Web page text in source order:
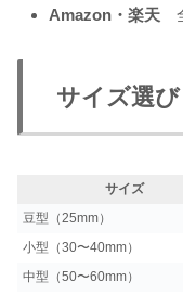
Amazon・楽天
サイズ選び
サイズ
豆型（25mm）
小型（30〜40mm）
中型（50〜60mm）